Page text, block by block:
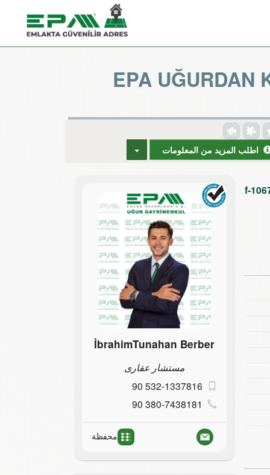
EPA UĞURDAN
اطلب المزيد من المعلومات
f-
İbrahimTunahan Berber
مستشار عقارى
90 532-1337816
90 380-7438181
محفظة